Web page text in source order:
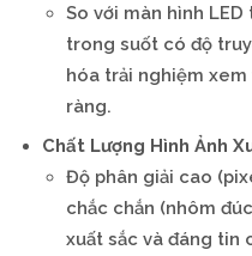
So với màn hình
trong suốt có độ
hóa trải nghiệm
ràng.
Chất Lượng Hình Ảnh
Độ phân giải cao
chắc chắn (nhôm
xuất sắc và đáng tin